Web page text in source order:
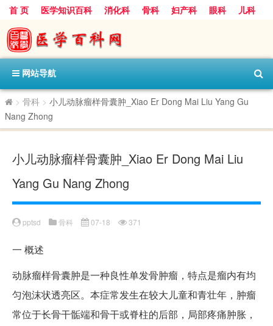
首 页 医学知识百科 消化科 骨科 妇产科 眼科
儿科
心血管病科
呼吸科 神经科
内分泌科
口腔科
网站导航
> 骨科 > 小儿动脉瘤样骨囊肿_Xiao Er Dong Mai Liu Yang Gu
Nang Zhong
小儿动脉瘤样骨囊肿_Xiao Er Dong Mai Liu
Yang Gu Nang Zhong
pptsd 骨科 07-18 371
一 概述
动脉瘤样骨囊肿是一种良性单发骨肿瘤，特点是瘤内有均
匀泡沫状透亮区。本症常发生在较大儿童和青壮年，肿瘤
常位于长骨干骺端和骨干或脊柱的后部，局部疼痛肿胀，